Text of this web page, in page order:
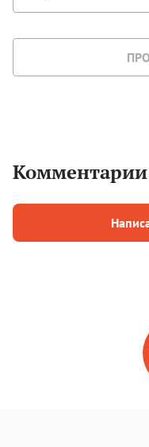
Комментарии